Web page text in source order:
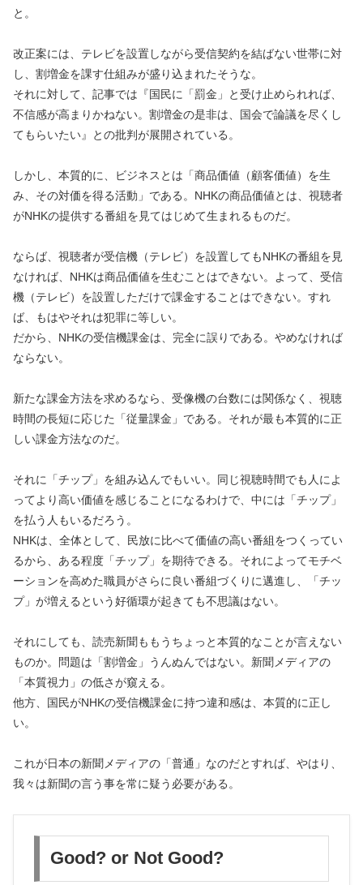
と。
改正案には、テレビを設置しながら受信契約を結ばない世帯に対
し、割増金を課す仕組みが盛り込まれたそうな。
それに対して、記事では『国民に「罰金」と受け止められれば、
不信感が高まりかねない。割増金の是非は、国会で論議を尽くし
てもらいたい』との批判が展開されている。
しかし、本質的に、ビジネスとは「商品価値（顧客価値）を生
み、その対価を得る活動」である。NHKの商品価値とは、視聴者
がNHKの提供する番組を見てはじめて生まれるものだ。
ならば、視聴者が受信機（テレビ）を設置してもNHKの番組を見
なければ、NHKは商品価値を生むことはできない。よって、受信
機（テレビ）を設置しただけで課金することはできない。すれ
ば、もはやそれは犯罪に等しい。
だから、NHKの受信機課金は、完全に誤りである。やめなければ
ならない。
新たな課金方法を求めるなら、受像機の台数には関係なく、視聴
時間の長短に応じた「従量課金」である。それが最も本質的に正
しい課金方法なのだ。
それに「チップ」を組み込んでもいい。同じ視聴時間でも人によ
ってより高い価値を感じることになるわけで、中には「チップ」
を払う人もいるだろう。
NHKは、全体として、民放に比べて価値の高い番組をつくってい
るから、ある程度「チップ」を期待できる。それによってモチベ
ーションを高めた職員がさらに良い番組づくりに邁進し、「チッ
プ」が増えるという好循環が起きても不思議はない。
それにしても、読売新聞ももうちょっと本質的なことが言えない
ものか。問題は「割増金」うんぬんではない。新聞メディアの
「本質視力」の低さが窺える。
他方、国民がNHKの受信機課金に持つ違和感は、本質的に正し
い。
これが日本の新聞メディアの「普通」なのだとすれば、やはり、
我々は新聞の言う事を常に疑う必要がある。
Good? or Not Good?